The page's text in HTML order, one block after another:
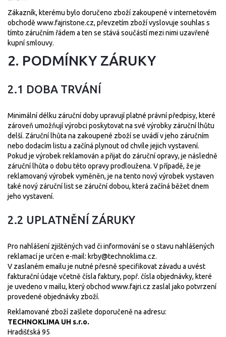
Zákazník, kterému bylo doručeno zboží zakoupené v internetovém
obchodě www.fajristone.cz, převzetím zboží vyslovuje souhlas s
tímto záručním řádem a ten se stává součástí mezi nimi uzavřené
kupní smlouvy.
2. PODMÍNKY ZÁRUKY
2.1 DOBA TRVÁNÍ
Minimální délku záruční doby upravují platné právní předpisy, které
zároveň umožňují výrobci poskytovat na své výrobky záruční lhůtu
delší. Záruční lhůta na zakoupené zboží se uvádí v jeho záručním
nebo dodacím listu a začíná plynout od chvíle jejich vystavení.
Pokud je výrobek reklamován a přijat do záruční opravy, je následně
záruční lhůta o dobu této opravy prodloužena. V případě, že je
reklamovaný výrobek vyměněn, je na tento nový výrobek vystaven
také nový záruční list se záruční dobou, která začíná běžet dnem
jeho vystavení.
2.2 UPLATNĚNÍ ZÁRUKY
Pro nahlášení zjištěných vad či informování se o stavu nahlášených
reklamací je určen e-mail: krby@technoklima.cz.
V zaslaném emailu je nutné přesně specifikovat závadu a uvést
fakturační údaje včetně čísla faktury, popř. čísla objednávky, které
je uvedeno v mailu, který obchod www.fajri.cz zaslal jako potvrzení
provedené objednávky zboží.
Reklamované zboží zašlete doporučeně na adresu:
TECHNOKLIMA UH s.r.o.
Hradišťská 95